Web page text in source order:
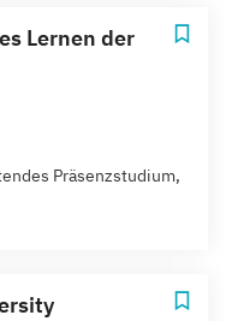
Lernen der
Präsenzstudium,